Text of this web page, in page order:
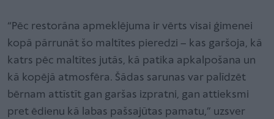
“Pēc restorāna apmeklējuma ir vērts visai ģimenei
kopā pārrunāt šo maltītes pieredzi – kas garšoja, kā
katrs pēc maltītes jutās, kā patika apkalpošana un
kā kopējā atmosfēra. Šādas sarunas var palīdzēt
bērnam attīstīt gan garšas izpratni, gan attieksmi
pret ēdienu kā labas pašsajūtas pamatu,” uzsver